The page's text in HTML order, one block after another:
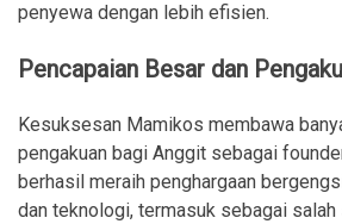
penyewa dengan lebih efisien.
Pencapaian Besar dan
Kesuksesan Mamikos membawa
pengakuan bagi Anggit sebagai
berhasil meraih penghargaan
dan teknologi, termasuk sebagai